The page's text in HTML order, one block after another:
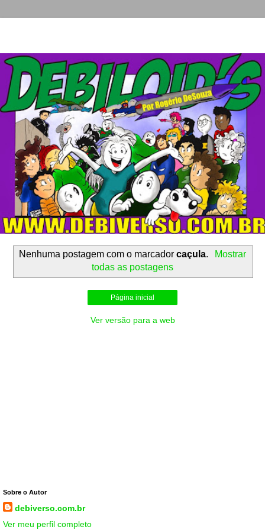
Nenhuma postagem com o marcadorcaçula.
Mostrar
todas as postagens
Página inicial
Ver versão para a web
Sobre o Autor
debiverso.com.br
Ver meu perfil completo